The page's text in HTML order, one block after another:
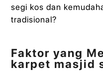
segi kos dan
tradisional?
Faktor yang
karpet masjid